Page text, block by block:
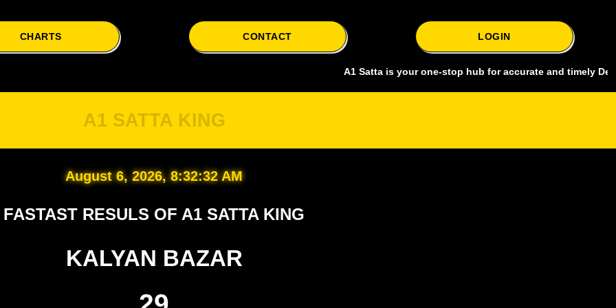
CHARTS CONTACT LOGIN
A1 Satta is your one-stop hub for accurate and timely Delhi
A1 SATTA KING
August 6, 2026, 8:32:33 AM
FASTAST RESULS OF A1 SATTA KING
KALYAN BAZAR